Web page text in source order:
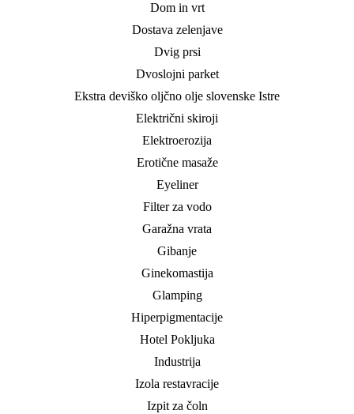
Dom in vrt
Dostava zelenjave
Dvig prsi
Dvoslojni parket
Ekstra deviško oljčno olje slovenske Istre
Električni skiroji
Elektroerozija
Erotične masaže
Eyeliner
Filter za vodo
Garažna vrata
Gibanje
Ginekomastija
Glamping
Hiperpigmentacije
Hotel Pokljuka
Industrija
Izola restavracije
Izpit za čoln